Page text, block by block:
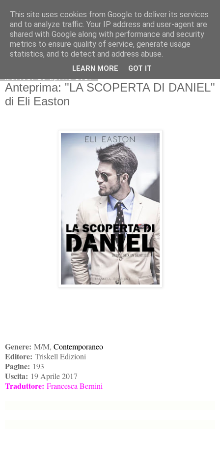
martedì 18 aprile 2017
Anteprima: "LA SCOPERTA DI DANIEL"
di Eli Easton
Genere: M/M, Contemporaneo
Editore: Triskell Edizioni
Pagine: 193
Uscita: 19 Aprile 2017
Traduttore: Francesca Bernini
This site uses cookies from Google to deliver its services
and to analyze traffic. Your IP address and user-agent are
shared with Google along with performance and security
metrics to ensure quality of service, generate usage
statistics, and to detect and address abuse.
LEARN MORE GOT IT